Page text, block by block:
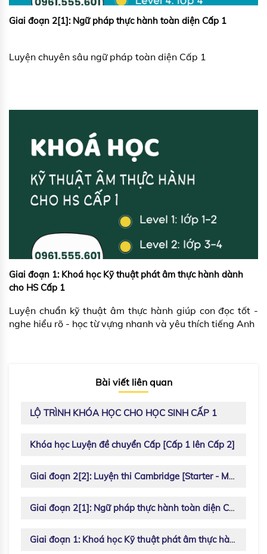
Giai đoạn 2[1]: Ngữ pháp thực hành toàn diện Cấp 1
Luyện chuyên sâu ngữ pháp toàn diện Cấp 1
Giai đoạn 1: Khoá học Kỹ thuật phát âm thực hành dành
cho HS Cấp 1
Luyện chuẩn kỹ thuật âm thực hành giúp con đọc tốt -
nghe hiểu rõ - học từ vựng nhanh và yêu thích tiếng Anh
Bài viết liên quan
LỘ TRÌNH KHÓA HỌC CHO HỌC SINH CẤP 1
Khóa học Luyện đề chuyển Cấp [Cấp 1 lên Cấp 2]
Giai đoạn 2[2]: Luyện thi Cambridge [Starter - Mover - Flyer]
Giai đoạn 2[1]: Ngữ pháp thực hành toàn diện Cấp 1
Giai đoạn 1: Khoá học Kỹ thuật phát âm thực hành dành cho HS Cấp 1